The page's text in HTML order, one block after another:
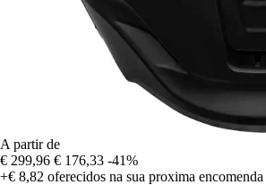
A partir de
€ 299,96 € 176,33 -41%
+€ 8,82 oferecidos na sua proxima encomenda